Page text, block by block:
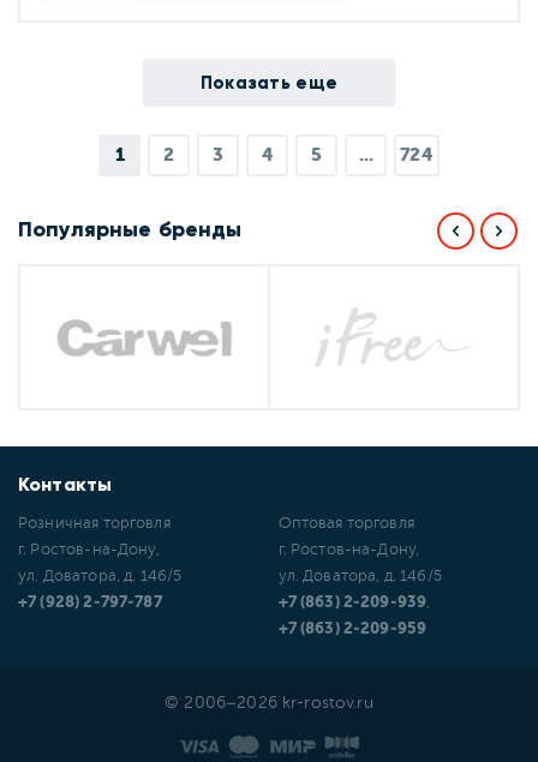
1 2 3 4 5 ... 724
Показать еще
Популярные бренды
Контакты
Розничная торговля
г. Ростов-на-Дону,
ул. Доватора, д. 146/5
+7 (928) 2-797-787
Оптовая торговля
г. Ростов-на-Дону,
ул. Доватора, д. 146/5
+7 (863) 2-209-939,
+7 (863) 2-209-959
© 2006–2026 kr-rostov.ru